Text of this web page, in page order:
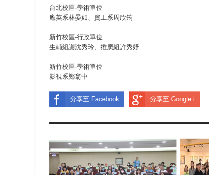
台北校區-學術單位
應英系林晏如、資工系周欣筠
新竹校區-行政單位
生輔組謝沈秀玲、推廣組許秀妤
新竹校區-學術單位
影視系鄭翕中
分享至 Facebook 分享至 Google+